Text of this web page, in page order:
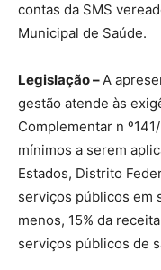
contas da SMS
Municipal de Saúde.
Legislação –A
gestão atende às
Complementar n
mínimos a serem
Estados, Distrito
serviços públicos em
menos, 15% da
serviços públicos de